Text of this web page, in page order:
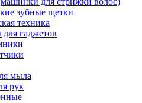
зубные щетки
техника
гаджетов
мыла
рук